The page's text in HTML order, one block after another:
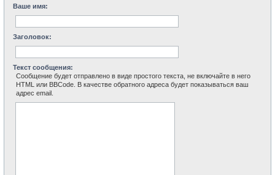
Ваше имя:
Заголовок:
Текст сообщения:
Сообщение будет отправлено в виде простого текста, не включайте в него
HTML или BBCode. В качестве обратного адреса будет показываться ваш
адрес email.